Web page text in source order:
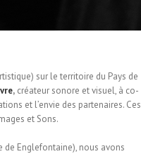
sur le territoire du Pays de
, créateur sonore et visuel, à co-
et l’envie des partenaires. Ces
et Sons.
de Englefontaine), nous avons